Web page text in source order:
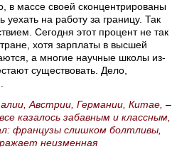
в массе своей сконцентрированы
на работу за границу. Так
Сегодня этот процент не так
хотя зарплаты в высшей
а многие научные школы из-
существовать. Дело,
Австрии, Германии, Китае, –
казалось забавным и классным,
французы слишком болтливы,
неизменная